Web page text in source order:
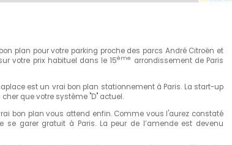
plan pour votre parking proche des parcs André Citroën et
votre prix habituel dans le 15ème arrondissement de Paris
est un vrai bon plan stationnement à Paris. La start-up
que votre système "D" actuel.
bon plan vous attend enfin. Comme vous l'aurez constaté
garer gratuit à Paris. La peur de l’amende est devenu